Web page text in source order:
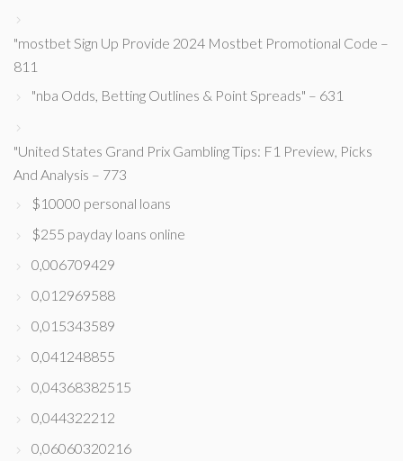
"mostbet Sign Up Provide 2024 Mostbet Promotional Code –
811
"nba Odds, Betting Outlines & Point Spreads" – 631
"United States Grand Prix Gambling Tips: F1 Preview, Picks
And Analysis – 773
$10000 personal loans
$255 payday loans online
0,006709429
0,012969588
0,015343589
0,041248855
0,04368382515
0,044322212
0,06060320216